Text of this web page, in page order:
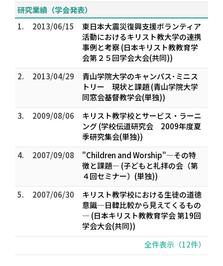
研究業績（学会発表）
1.
2013/06/15
東日本大震災復興支援ボランティア
活動におけるキリスト教大学の連携
事例と考察 (日本キリスト教教育学
会第２５回学会大会(共同))
2.
2013/04/29
青山学院大学のキャンパス･ミニス
トリー 現状と課題 (青山学院大学
同窓会基督教学会(単独))
3.
2009/08/06
キリスト教学校とサービス・ラーニ
ング (学校伝道研究会 2009年度夏
季研究集会(単独))
4.
2007/09/08
"Children and Worship"―その特
徴と課題― (子どもと礼拝の会（第
４回セミナー）(単独))
5.
2007/06/30
キリスト教学校における生徒の道徳
意識―日韓比較から見えてくるもの
― (日本キリスト教教育学会 第19回
学会大会(共同))
全件表示（12件）